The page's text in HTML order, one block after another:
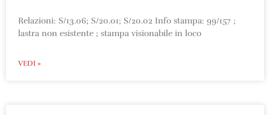
Relazioni: S/13.06; S/20.01; S/20.02 Info stampa: 99/157 ;
lastra non esistente ; stampa visionabile in loco
VEDI »